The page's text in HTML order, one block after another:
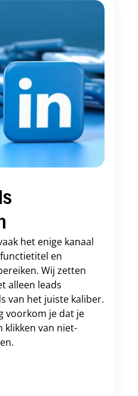
het enige kanaal
en
Wij zetten
alleen leads
van het juiste kaliber.
voorkom je dat je
klikken van niet-